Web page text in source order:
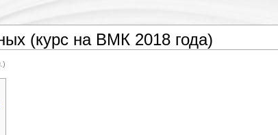
(курс на ВМК 2018 года)